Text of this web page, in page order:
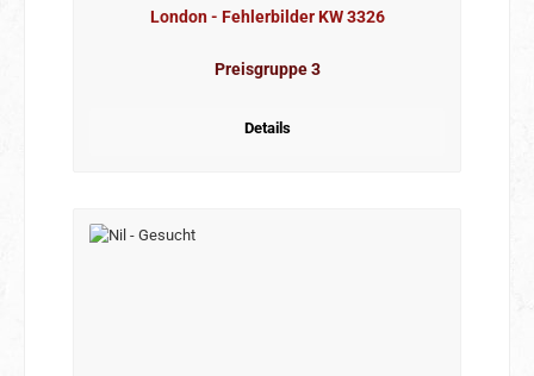
London - Fehlerbilder KW 3326
Preisgruppe 3
Details